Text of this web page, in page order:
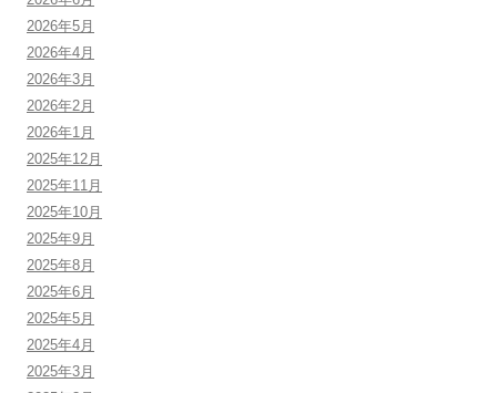
2026年5月
2026年4月
2026年3月
2026年2月
2026年1月
2025年12月
2025年11月
2025年10月
2025年9月
2025年8月
2025年6月
2025年5月
2025年4月
2025年3月